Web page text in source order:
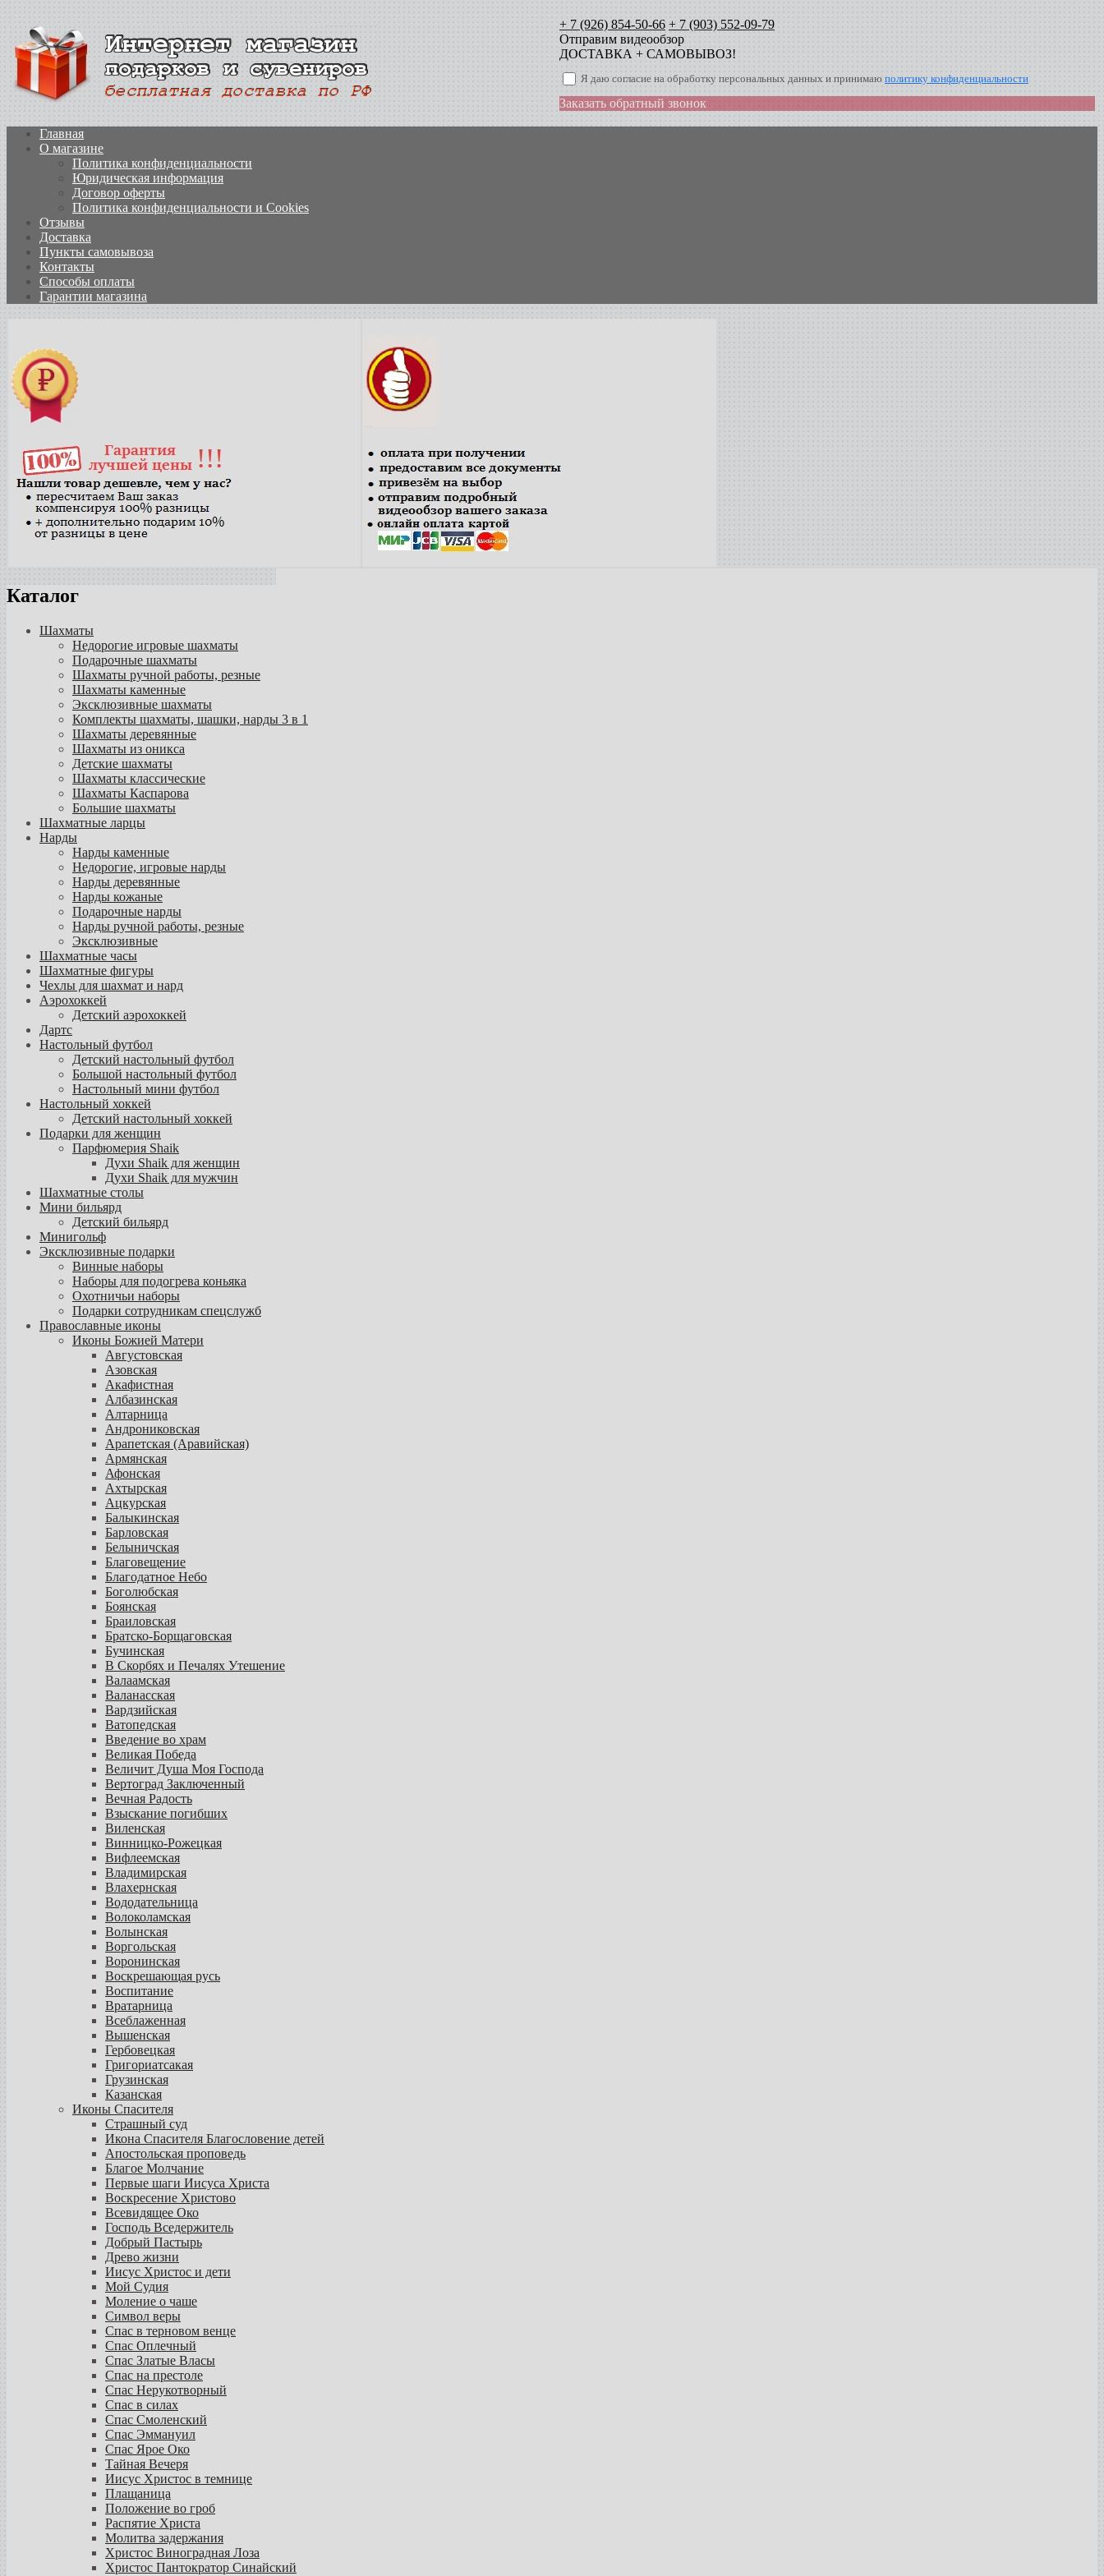
+ 7 (926) 854-50-66 + 7 (903) 552-09-79
Отправим видеообзор
ДОСТАВКА + САМОВЫВОЗ!
Я даю согласие на обработку персональных данных и принимаю политику конфиденциальности
Заказать обратный звонок
Главная
О магазине
Политика конфиденциальности
Юридическая информация
Договор оферты
Политика конфиденциальности и Cookies
Отзывы
Доставка
Пункты самовывоза
Контакты
Способы оплаты
Гарантии магазина
Каталог
Шахматы
Недорогие игровые шахматы
Подарочные шахматы
Шахматы ручной работы, резные
Шахматы каменные
Эксклюзивные шахматы
Комплекты шахматы, шашки, нарды 3 в 1
Шахматы деревянные
Шахматы из оникса
Детские шахматы
Шахматы классические
Шахматы Каспарова
Большие шахматы
Шахматные ларцы
Нарды
Нарды каменные
Недорогие, игровые нарды
Нарды деревянные
Нарды кожаные
Подарочные нарды
Нарды ручной работы, резные
Эксклюзивные
Шахматные часы
Шахматные фигуры
Чехлы для шахмат и нард
Аэрохоккей
Детский аэрохоккей
Дартс
Настольный футбол
Детский настольный футбол
Большой настольный футбол
Настольный мини футбол
Настольный хоккей
Детский настольный хоккей
Подарки для женщин
Парфюмерия Shaik
Духи Shaik для женщин
Духи Shaik для мужчин
Шахматные столы
Мини бильярд
Детский бильярд
Минигольф
Эксклюзивные подарки
Винные наборы
Наборы для подогрева коньяка
Охотничьи наборы
Подарки сотрудникам спецслужб
Православные иконы
Иконы Божией Матери
Августовская
Азовская
Акафистная
Албазинская
Алтарница
Андрониковская
Арапетская (Аравийская)
Армянская
Афонская
Ахтырская
Ацкурская
Балыкинская
Барловская
Белыничская
Благовещение
Благодатное Небо
Боголюбская
Боянская
Браиловская
Братско-Борщаговская
Бучинская
В Скорбях и Печалях Утешение
Валаамская
Валанасская
Вардзийская
Ватопедская
Введение во храм
Великая Победа
Величит Душа Моя Господа
Вертоград Заключенный
Вечная Радость
Взыскание погибших
Виленская
Винницко-Рожецкая
Вифлеемская
Владимирская
Влахернская
Вододательница
Волоколамская
Волынская
Воргольская
Воронинская
Воскрешающая русь
Воспитание
Вратарница
Всеблаженная
Вышенская
Гербовецкая
Григориатсакая
Грузинская
Казанская
Иконы Спасителя
Страшный суд
Икона Спасителя Благословение детей
Апостольская проповедь
Благое Молчание
Первые шаги Иисуса Христа
Воскресение Христово
Всевидящее Око
Господь Вседержитель
Добрый Пастырь
Древо жизни
Иисус Христос и дети
Мой Судия
Моление о чаше
Символ веры
Спас в терновом венце
Спас Оплечный
Спас Златые Власы
Спас на престоле
Спас Нерукотворный
Спас в силах
Спас Смоленский
Спас Эммануил
Спас Ярое Око
Тайная Вечеря
Иисус Христос в темнице
Плащаница
Положение во гроб
Распятие Христа
Молитва задержания
Христос Виноградная Лоза
Христос Пантократор Синайский